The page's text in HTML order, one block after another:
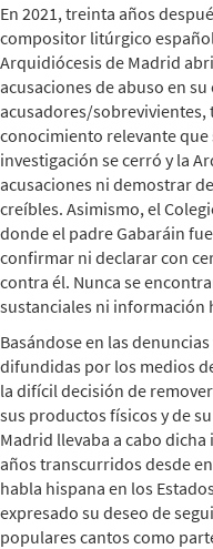
En 2021, treinta años
compositor litúrgico
Arquidiócesis de Madrid
acusaciones de abuso en
acusadores/sobrevivientes,
conocimiento relevante
investigación se cerró y la
acusaciones ni demostrar
creíbles. Asimismo, el
donde el padre Gabaráin
confirmar ni declarar con
contra él. Nunca se
sustanciales ni información
Basándose en las
difundidas por los medios
la difícil decisión de
sus productos físicos y de
Madrid llevaba a cabo
años transcurridos desde
habla hispana en los
expresado su deseo de
populares cantos como